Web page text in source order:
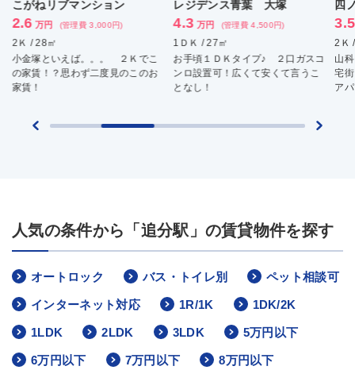
レジデンス青葉 大塚
4.3 万円 (管理費 4,500円)
1ＤＫ / 27㎡
お手頃１ＤＫタイプ♪ ２口ガスコ
ンロ設置可！広くて安くて言うこ
となし！
四ノ宮ハイツ
3.5 万円 (管理費 -)
2Ｋ / 27.45㎡
山科四ノ宮エリアより 閑静な住
宅街 山科四ノ宮エリアより賃貸
アパート情報。
ヤ
4
1Ｄ
分
屋
せ
人気の条件から「追分駅」の賃貸物件を探す
オートロック バス・トイレ別 ペット相談可
インターネット対応 1R/1K 1DK/2K
1LDK 2LDK 3LDK 5万円以下
6万円以下 7万円以下 8万円以下